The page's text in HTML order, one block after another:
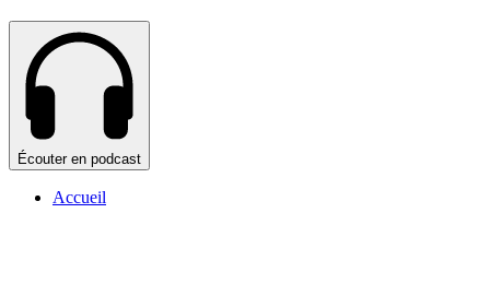
Écouter en podcast
Accueil